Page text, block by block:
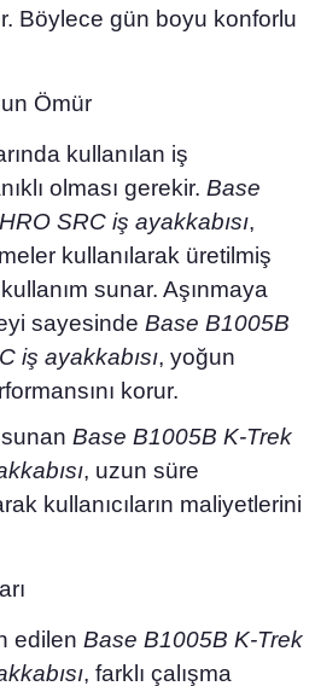
Böylece gün boyu konforlu
Ömür
kullanılan iş
olması gerekir. Base
SRC iş ayakkabısı,
kullanılarak üretilmiş
sunar. Aşınmaya
sayesinde Base B1005B
iş ayakkabısı, yoğun
korur.
Base B1005B K-Trek
, uzun süre
kullanıcıların maliyetlerini
edilen Base B1005B K-Trek
, farklı çalışma